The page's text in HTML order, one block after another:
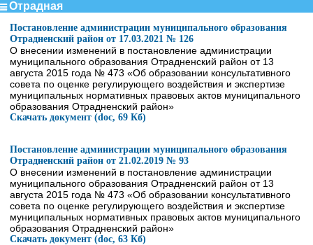
Отрадная
Постановление администрации муниципального образования
Отрадненский район от 17.03.2021 № 126
О внесении изменений в постановление администрации
муниципального образования Отрадненский район от 13
августа 2015 года № 473 «Об образовании консультативного
совета по оценке регулирующего воздействия и экспертизе
муниципальных нормативных правовых актов муниципального
образования Отрадненский район»
Скачать документ (doc, 69 Кб)
Постановление администрации муниципального образования
Отрадненский район от 21.02.2019 № 93
О внесении изменений в постановление администрации
муниципального образования Отрадненский район от 13
августа 2015 года № 473 «Об образовании консультативного
совета по оценке регулирующего воздействия и экспертизе
муниципальных нормативных правовых актов муниципального
образования Отрадненский район»
Скачать документ (doc, 63 Кб)